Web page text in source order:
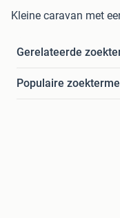
Kleine caravan met
Gerelateerde
Populaire